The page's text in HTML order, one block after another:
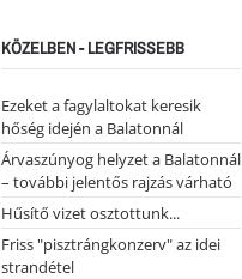
KÖZELBEN - LEGFRISSEBB
Ezeket a fagylaltokat keresik
hőség idején a Balatonnál
Árvaszúnyog helyzet a Balatonnál
– további jelentős rajzás várható
Hűsítő vizet osztottunk...
Friss "pisztrángkonzerv" az idei
strandétel